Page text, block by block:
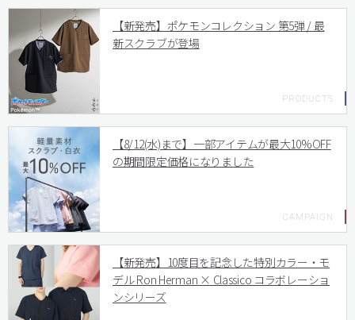
【新発売】ポケモンコレクション 第5弾 / 最
新スクラブが登場
【8/12(水)まで】一部アイテムが最大10%OFF
の期間限定価格になりました
【新発売】10度目を記念した特別カラー・モ
デル Ron Herman × Classico コラボレーショ
ンシリーズ